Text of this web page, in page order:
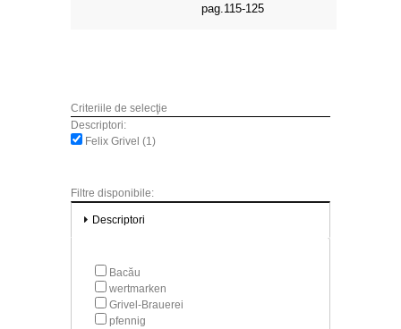
pag.115-125
Criteriile de selecţie
Descriptori:
Felix Grivel (1)
Filtre disponibile:
Descriptori
Bacău
wertmarken
Grivel-Brauerei
pfennig